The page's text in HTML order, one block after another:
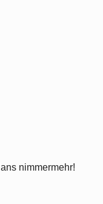
nimmermehr!